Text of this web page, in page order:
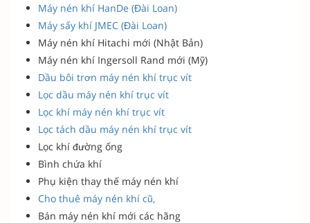
Máy nén khí HanDe (Đài Loan)
Máy sấy khí JMEC (Đài Loan)
Máy nén khí Hitachi mới (Nhật Bản)
Máy nén khí Ingersoll Rand mới (Mỹ)
Dầu bôi trơn máy nén khí trục vít
Lọc dầu máy nén khí trục vít
Lọc khí máy nén khí trục vít
Lọc tách dầu máy nén khí trục vít
Lọc khí đường ống
Bình chứa khí
Phụ kiện thay thế máy nén khí
Cho thuê máy nén khí cũ,
Bán máy nén khí mới các hãng